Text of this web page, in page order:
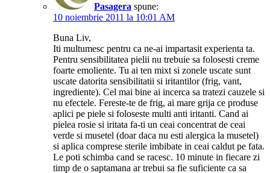
Pasagera spune:
10 noiembrie 2011 la 10:01 AM
Buna Liv,
Iti multumesc pentru ca ne-ai impartasit experienta ta.
Pentru sensibilitatea pielii nu trebuie sa folosesti creme
foarte emoliente. Tu ai ten mixt si zonele uscate sunt
uscate datorita sensibilitatii si iritantilor (frig, vant,
ingrediente). Cel mai bine ai incerca sa tratezi cauzele si
nu efectele. Fereste-te de frig, ai mare grija ce produse
aplici pe piele si foloseste multi anti iritanti. Cand ai
pielea rosie si iritata fa-ti un ceai concentrat de ceai
verde si musetel (doar daca nu esti alergica la musetel)
si aplica comprese sterile imbibate in ceai caldut pe fata.
Le poti schimba cand se racesc. 10 minute in fiecare zi
timp de o saptamana ar trebui sa fie suficiente ca sa